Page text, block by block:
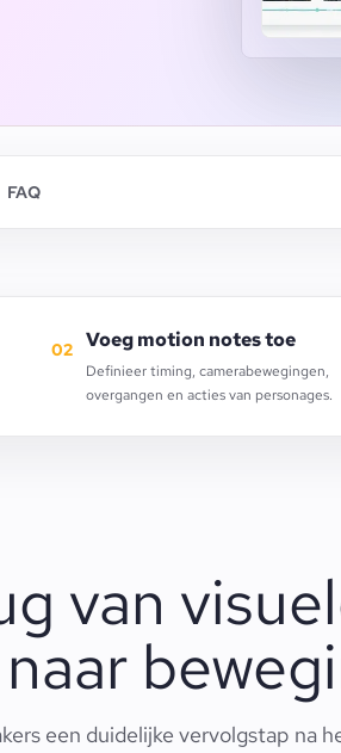
FAQ
02 Voeg motion notes toe
Definieer timing, camerabewegingen,
overgangen en acties van personages.
van
naar
een duidelijke vervolgstap na